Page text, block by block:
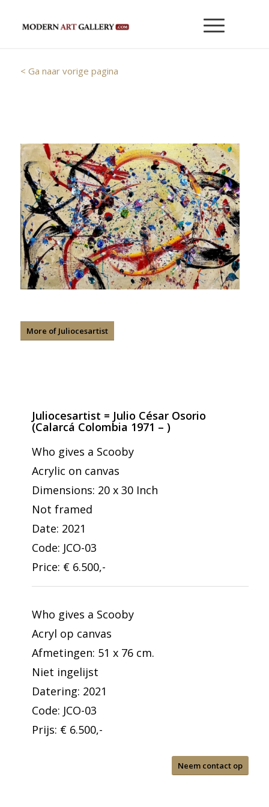
< Ga naar vorige pagina
More of Juliocesartist
Juliocesartist = Julio César Osorio
(Calarcá Colombia 1971 – )
Who gives a Scooby
Acrylic on canvas
Dimensions: 20 x 30 Inch
Not framed
Date: 2021
Code: JCO-03
Price: € 6.500,-
Who gives a Scooby
Acryl op canvas
Afmetingen: 51 x 76 cm.
Niet ingelijst
Datering: 2021
Code: JCO-03
Prijs: € 6.500,-
Neem contact op